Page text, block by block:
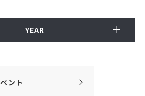
YEAR
ント